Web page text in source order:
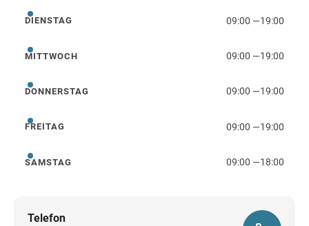
Dienstag
DIENSTAG 09:00 —19:00
Mittwoch
MITTWOCH 09:00 —19:00
Donnerstag
DONNERSTAG 09:00 —19:00
Freitag
FREITAG 09:00 —19:00
Samstag
SAMSTAG 09:00 —18:00
Telefon